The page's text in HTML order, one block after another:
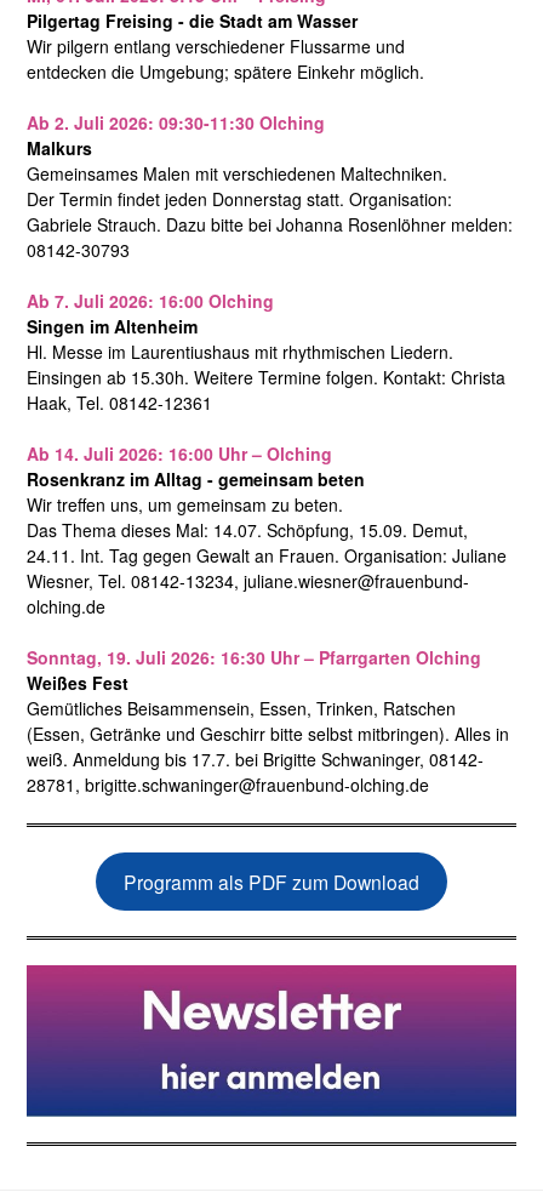
Pilgertag Freising - die Stadt am Wasser
Wir pilgern entlang verschiedener Flussarme und
entdecken die Umgebung; spätere Einkehr möglich.
Ab 2. Juli 2026: 09:30-11:30 Olching
Malkurs
Gemeinsames Malen mit verschiedenen Maltechniken.
Der Termin findet jeden Donnerstag statt. Organisation:
Gabriele Strauch. Dazu bitte bei Johanna Rosenlöhner melden:
08142-30793
Ab 7. Juli 2026: 16:00 Olching
Singen im Altenheim
Hl. Messe im Laurentiushaus mit rhythmischen Liedern.
Einsingen ab 15.30h. Weitere Termine folgen. Kontakt: Christa
Haak, Tel. 08142-12361
Ab 14. Juli 2026: 16:00 Uhr – Olching
Rosenkranz im Alltag - gemeinsam beten
Wir treffen uns, um gemeinsam zu beten.
Das Thema dieses Mal: 14.07. Schöpfung, 15.09. Demut,
24.11. Int. Tag gegen Gewalt an Frauen. Organisation: Juliane
Wiesner, Tel. 08142-13234, juliane.wiesner@frauenbund-
olching.de
Sonntag, 19. Juli 2026: 16:30 Uhr – Pfarrgarten Olching
Weißes Fest
Gemütliches Beisammensein, Essen, Trinken, Ratschen
(Essen, Getränke und Geschirr bitte selbst mitbringen). Alles in
weiß. Anmeldung bis 17.7. bei Brigitte Schwaninger, 08142-
28781, brigitte.schwaninger@frauenbund-olching.de
Programm als PDF zum Download